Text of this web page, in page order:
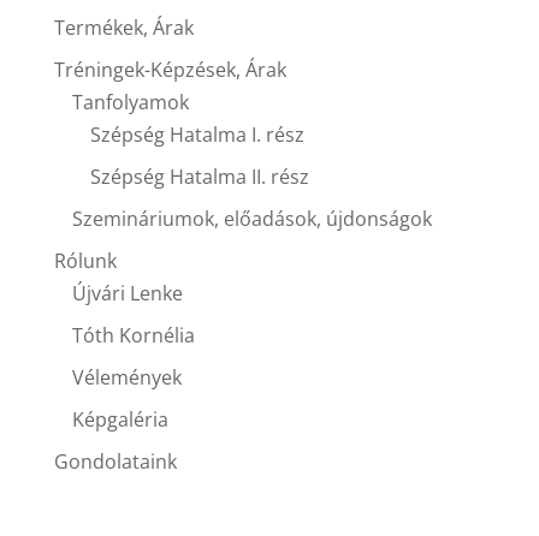
Termékek, Árak
Tréningek-Képzések, Árak
Tanfolyamok
Szépség Hatalma I. rész
Szépség Hatalma II. rész
Szemináriumok, előadások, újdonságok
Rólunk
Újvári Lenke
Tóth Kornélia
Vélemények
Képgaléria
Gondolataink